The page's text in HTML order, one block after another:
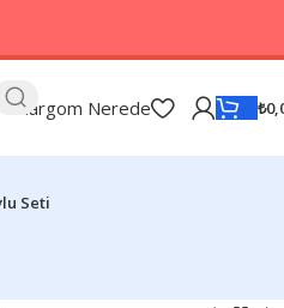
Kargom Nerede ₺
Seti